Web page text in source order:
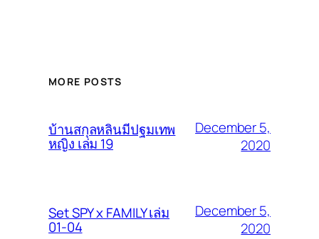
MORE POSTS
บ้านสกุลหลินมีปฐมเทพ
หญิง เล่ม 19
December 5,
2020
Set SPY x FAMILY เล่ม
01-04
December 5,
2020